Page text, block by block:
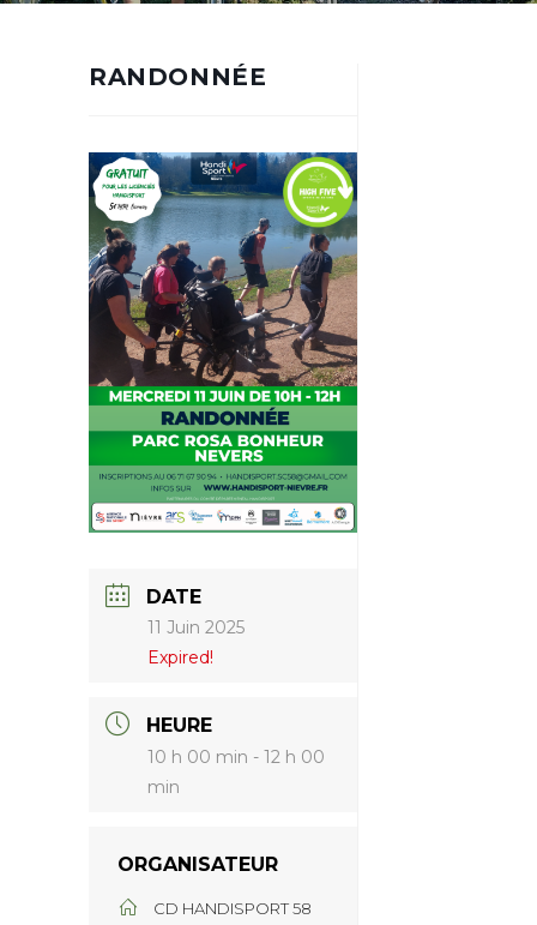
RANDONNÉE
DATE
11 Juin 2025
Expired!
HEURE
10 h 00 min - 12 h 00
min
ORGANISATEUR
CD HANDISPORT 58